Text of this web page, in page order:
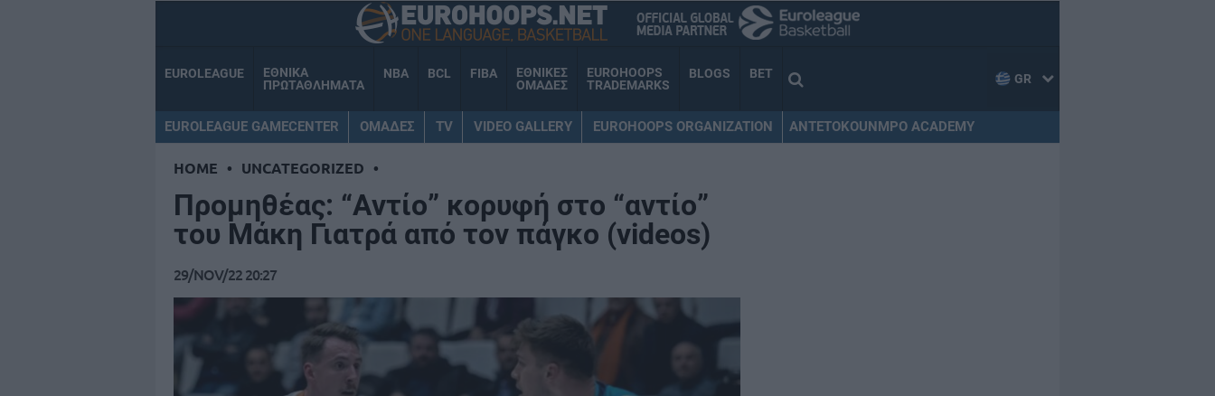
EUROLEAGUE
ΕΘΝΙΚΑ
ΠΡΩΤΑΘΛΗΜΑΤΑ
NBA BCL FIBA
ΕΘΝΙΚΕΣ
ΟΜΑΔΕΣ
EUROHOOPS
TRADEMARKS
BLOGS BET GR
EUROLEAGUE GAMECENTER ΟΜΑΔΕΣ TV VIDEO GALLERY EUROHOOPS ORGANIZATION ANTETOKOUNMPO ACADEMY
HOME • UNCATEGORIZED •
Προμηθέας: “Αντίο” κορυφή στο “αντίο”
του Μάκη Γιατρά από τον πάγκο (videos)
29/NOV/22 20:27